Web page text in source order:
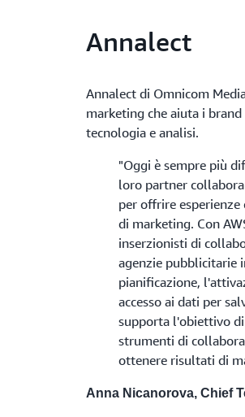
Annalect
Annalect di Omnicom
marketing che aiuta i
tecnologia e analisi.
"Oggi è sempre più
loro partner
per offrire
di marketing. Con
inserzionisti di
agenzie pubblicitarie
pianificazione,
accesso ai dati per
supporta l'obiettivo
strumenti di
ottenere risultati di
Anna Nicanorova, Chief